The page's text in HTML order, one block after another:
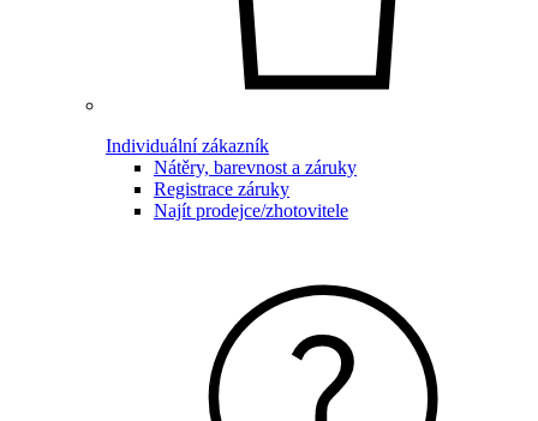
Individuální zákazník
Nátěry, barevnost a záruky
Registrace záruky
Najít prodejce/zhotovitele